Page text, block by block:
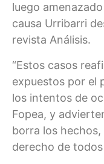
luego
causa Urribarri
revista Análisis.
“Estos casos
expuestos por el
los intentos de
Fopea, y
borra los
derecho de todos